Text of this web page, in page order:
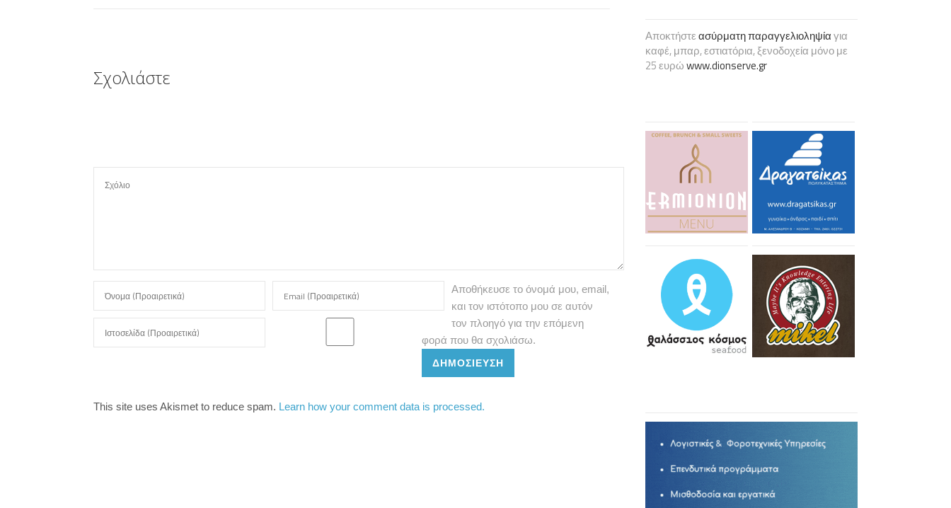
Σχολιάστε
Αποθήκευσε το όνομά μου, email,
και τον ιστότοπο μου σε αυτόν
τον πλοηγό για την επόμενη
φορά που θα σχολιάσω.
ΔΗΜΟΣΊΕΥΣΗ
This site uses Akismet to reduce spam. Learn how your comment data is processed.
Αποκτήστεασύρματη παραγγελιοληψίαγια
καφέ, μπαρ, εστιατόρια, ξενοδοχεία μόνο με
25 ευρώwww.dionserve.gr